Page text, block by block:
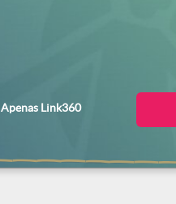
Apenas Link360